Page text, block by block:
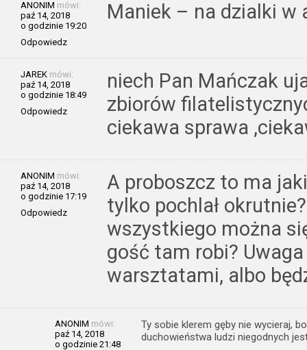
ANONIM mówi:
paź 14, 2018
o godzinie 19:20
Odpowiedz
Maniek – na dzialki w
JAREK mówi:
paź 14, 2018
o godzinie 18:49
Odpowiedz
niech Pan Mańczak
zbiorów
ciekawa sprawa
ANONIM mówi:
paź 14, 2018
o godzinie 17:19
Odpowiedz
A proboszcz to ma
tylko pochlał
wszystkiego można
gość tam robi?
warsztatami, albo
ANONIM mówi:
paź 14, 2018
o godzinie 21:48
Ty sobie klerem gęby nie wycieraj,
duchowieństwa ludzi niegodnych